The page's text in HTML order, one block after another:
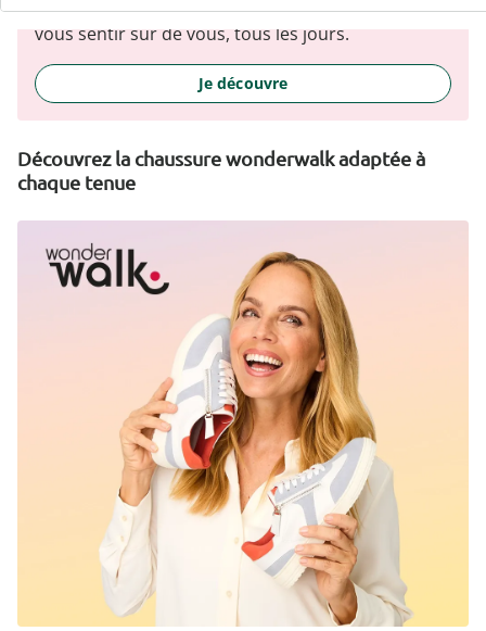
la silhouette et souligne votre personnalité - pour
vous sentir sûr de vous, tous les jours.
Je découvre
Découvrez la chaussure wonderwalk adaptée à
chaque tenue